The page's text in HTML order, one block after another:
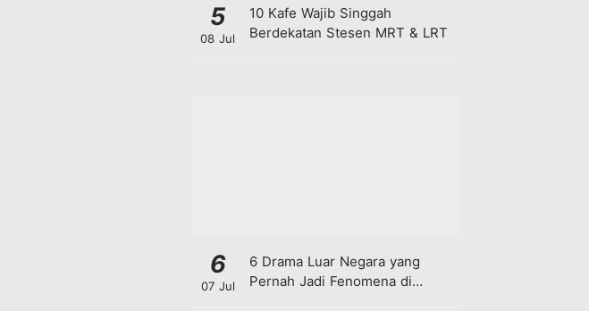
5
08 Jul
10 Kafe Wajib Singgah
Berdekatan Stesen MRT & LRT
6
07 Jul
6 Drama Luar Negara yang
Pernah Jadi Fenomena di